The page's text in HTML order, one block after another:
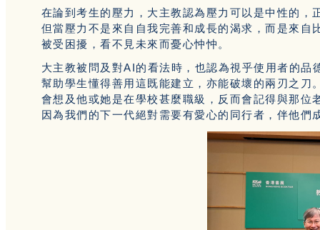
在論到考生的壓力，大主教認為壓力可以是中性的
但當壓力不是來自自我完善和成長的渴求，而是來
被受困擾，看不見未來而憂心忡忡。
大主教被問及對AI的看法時，也認為視乎使用者的
幫助學生懂得善用這既能建立，亦能破壞的兩刃之
會想及他或她是在學校甚麼職級，反而會記得與那
因為我們的下一代絕對需要有愛心的同行者，伴他們